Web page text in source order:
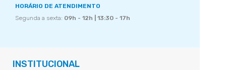
HORÁRIO DE ATENDIMENTO
Segunda a sexta: 09h - 12h | 13:30 - 17h
INSTITUCIONAL